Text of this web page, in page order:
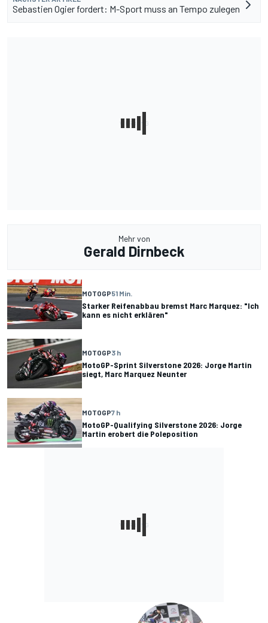
Sebastien Ogier fordert: M-Sport muss an Tempo zulegen
Mehr von
Gerald Dirnbeck
MOTOGP51 Min.
Starker Reifenabbau bremst Marc Marquez: "Ich
kann es nicht erklären"
MOTOGP3 h
MotoGP-Sprint Silverstone 2026: Jorge Martin
siegt, Marc Marquez Neunter
MOTOGP7 h
MotoGP-Qualifying Silverstone 2026: Jorge
Martin erobert die Poleposition